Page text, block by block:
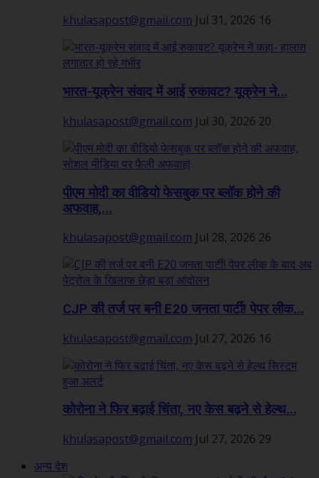
khulasapost@gmail.com Jul 31, 2026 16
भारत-यूक्रेन संवाद में आई रुकावट? यूक्रेन ने...
khulasapost@gmail.com Jul 30, 2026 20
पीएम मोदी का वीडियो फेसबुक पर ब्लॉक होने की
अफवाह,...
khulasapost@gmail.com Jul 28, 2026 26
CJP की तर्ज पर बनी E20 जनता पार्टी! पेपर लीक...
khulasapost@gmail.com Jul 27, 2026 16
कोरोना ने फिर बढ़ाई चिंता, नए केस बढ़ने से हेल्थ...
khulasapost@gmail.com Jul 27, 2026 29
अन्य देश